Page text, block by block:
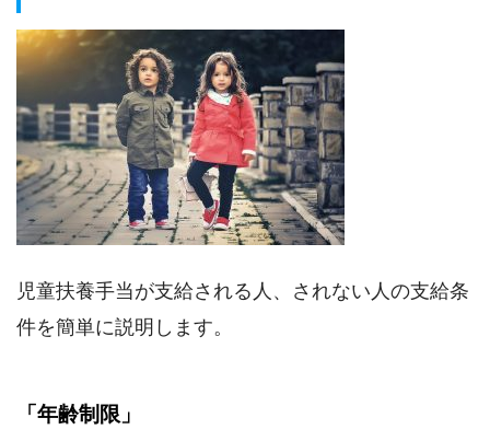
児童扶養手当が支給される人、されない人の支給条
件を簡単に説明します。
「年齢制限」